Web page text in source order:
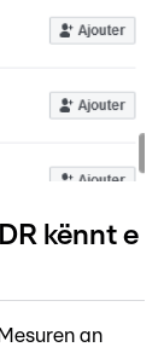
kënnt e
an